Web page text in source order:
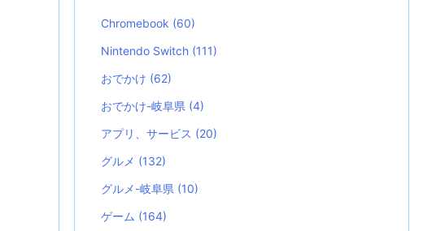
Chromebook (60)
Nintendo Switch (111)
おでかけ (62)
おでかけ-岐阜県 (4)
アプリ、サービス (20)
グルメ (132)
グルメ-岐阜県 (10)
ゲーム (164)